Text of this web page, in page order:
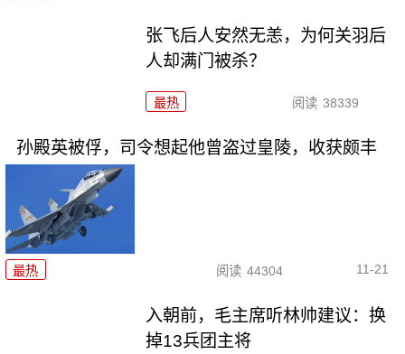
张飞后人安然无恙，为何关羽后
人却满门被杀？
最热 阅读 38339
孙殿英被俘，司令想起他曾盗过皇陵，收获颇丰
最热 阅读 44304 11-21
入朝前，毛主席听林帅建议：换
掉13兵团主将